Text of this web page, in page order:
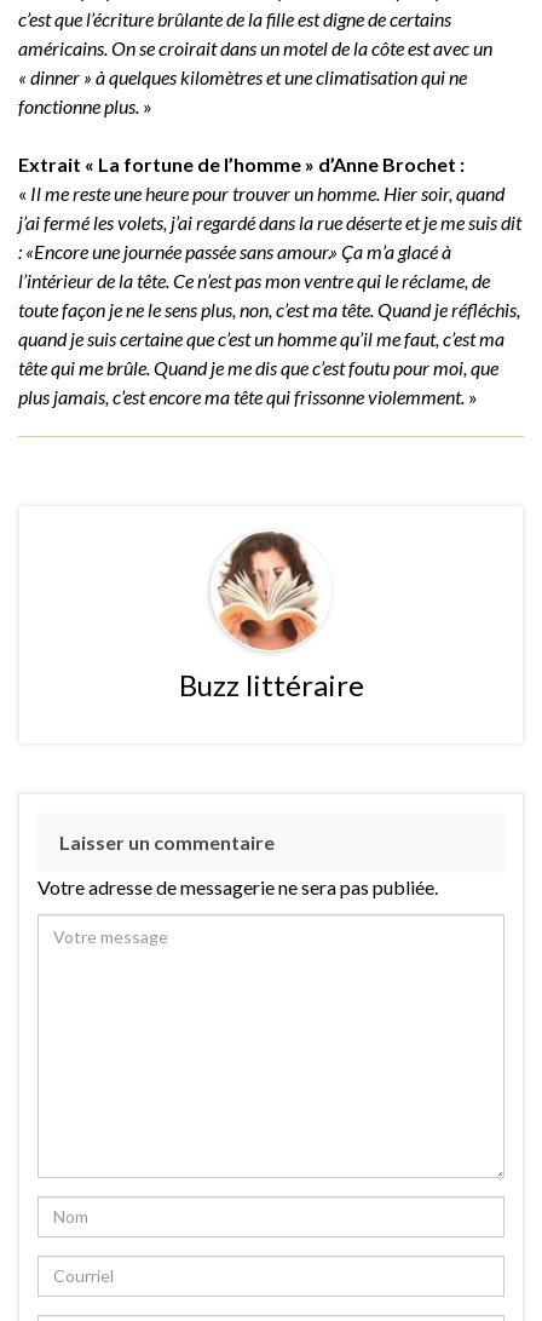
c’est que l’écriture brûlante de la fille est digne de certains
américains. On se croirait dans un motel de la côte est avec un
« dinner » à quelques kilomètres et une climatisation qui ne
fonctionne plus. »
Extrait « La fortune de l’homme » d’Anne Brochet :
« Il me reste une heure pour trouver un homme. Hier soir, quand
j’ai fermé les volets, j’ai regardé dans la rue déserte et je me suis dit
: «Encore une journée passée sans amour.» Ça m’a glacé à
l’intérieur de la tête. Ce n’est pas mon ventre qui le réclame, de
toute façon je ne le sens plus, non, c’est ma tête. Quand je réfléchis,
quand je suis certaine que c’est un homme qu’il me faut, c’est ma
tête qui me brûle. Quand je me dis que c’est foutu pour moi, que
plus jamais, c’est encore ma tête qui frissonne violemment. »
Buzz littéraire
Laisser un commentaire
Votre adresse de messagerie ne sera pas publiée.